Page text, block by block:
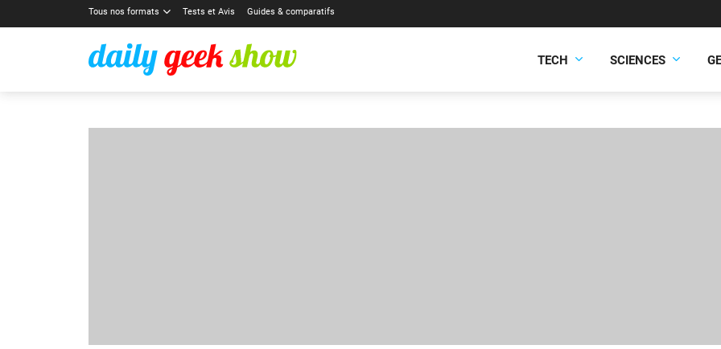
Tous nos formats Tests et Avis Guides & comparatifs
TECH SCIENCES